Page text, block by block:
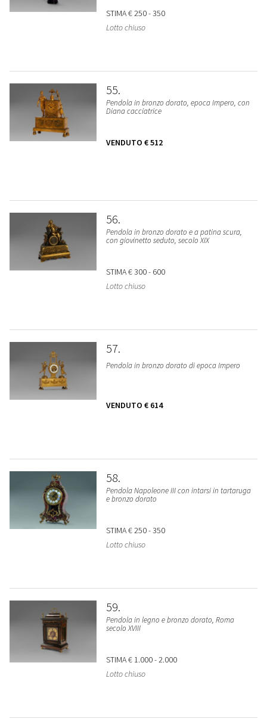
STIMA€ 250 - 350
Lotto chiuso
55
Pendola in bronzo dorato, epoca Impero, con
Diana cacciatrice
VENDUTO € 512
56
Pendola in bronzo dorato e a patina scura,
con giovinetto seduto, secolo XIX
STIMA€ 300 - 600
Lotto chiuso
57
Pendola in bronzo dorato di epoca Impero
VENDUTO € 614
58
Pendola Napoleone III con intarsi in tartaruga
e bronzo dorato
STIMA€ 250 - 350
Lotto chiuso
59
Pendola in legno e bronzo dorato, Roma
secolo XVIII
STIMA€ 1.000 - 2.000
Lotto chiuso